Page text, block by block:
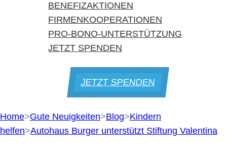
BENEFIZAKTIONEN
FIRMENKOOPERATIONEN
PRO-BONO-UNTERSTÜTZUNG
JETZT SPENDEN
JETZT SPENDEN
Home>Gute Neuigkeiten>Blog>Kindern
helfen>Autohaus Burger unterstützt Stiftung Valentina